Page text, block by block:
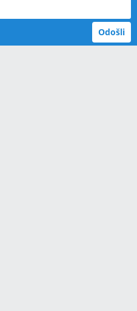
Odošli